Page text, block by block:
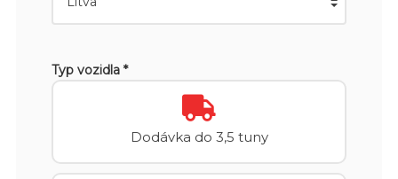
Typ vozidla *
Dodávka do 3,5 tuny